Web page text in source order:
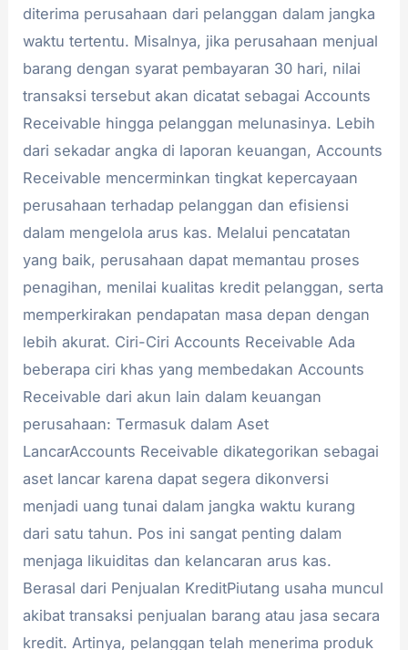
diterima perusahaan dari pelanggan dalam jangka
waktu tertentu. Misalnya, jika perusahaan menjual
barang dengan syarat pembayaran 30 hari, nilai
transaksi tersebut akan dicatat sebagai Accounts
Receivable hingga pelanggan melunasinya. Lebih
dari sekadar angka di laporan keuangan, Accounts
Receivable mencerminkan tingkat kepercayaan
perusahaan terhadap pelanggan dan efisiensi
dalam mengelola arus kas. Melalui pencatatan
yang baik, perusahaan dapat memantau proses
penagihan, menilai kualitas kredit pelanggan, serta
memperkirakan pendapatan masa depan dengan
lebih akurat. Ciri-Ciri Accounts Receivable Ada
beberapa ciri khas yang membedakan Accounts
Receivable dari akun lain dalam keuangan
perusahaan: Termasuk dalam Aset
LancarAccounts Receivable dikategorikan sebagai
aset lancar karena dapat segera dikonversi
menjadi uang tunai dalam jangka waktu kurang
dari satu tahun. Pos ini sangat penting dalam
menjaga likuiditas dan kelancaran arus kas.
Berasal dari Penjualan KreditPiutang usaha muncul
akibat transaksi penjualan barang atau jasa secara
kredit. Artinya, pelanggan telah menerima produk